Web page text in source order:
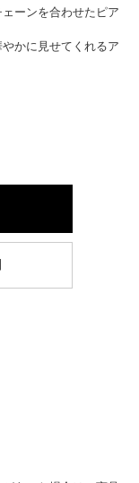
ーンを合わせたピア
かに見せてくれるア